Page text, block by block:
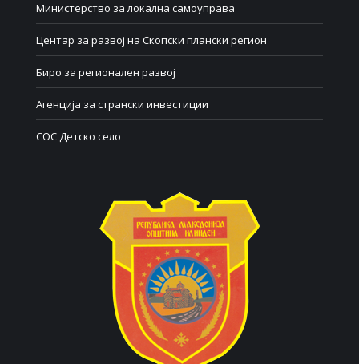
Министерство за локална самоуправа
Центар за развој на Скопски плански регион
Биро за регионален развој
Агенција за странски инвестиции
СОС Детско село